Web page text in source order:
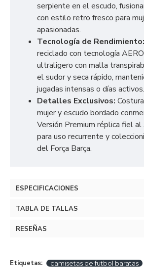
serpiente en el escudo,
con estilo retro fresco para
apasionadas.
Tecnología de Rendimiento:
reciclado con tecnología
ultraligero con malla
el sudor y seca rápido,
jugadas intensas o días activos.
Detalles Exclusivos:
mujer y escudo bordado
Versión Premium réplica fiel
para uso recurrente y
del Força Barça.
ESPECIFICACIONES
TABLA DE TALLAS
RESEÑAS
Etiquetas: camisetas de futbol baratas